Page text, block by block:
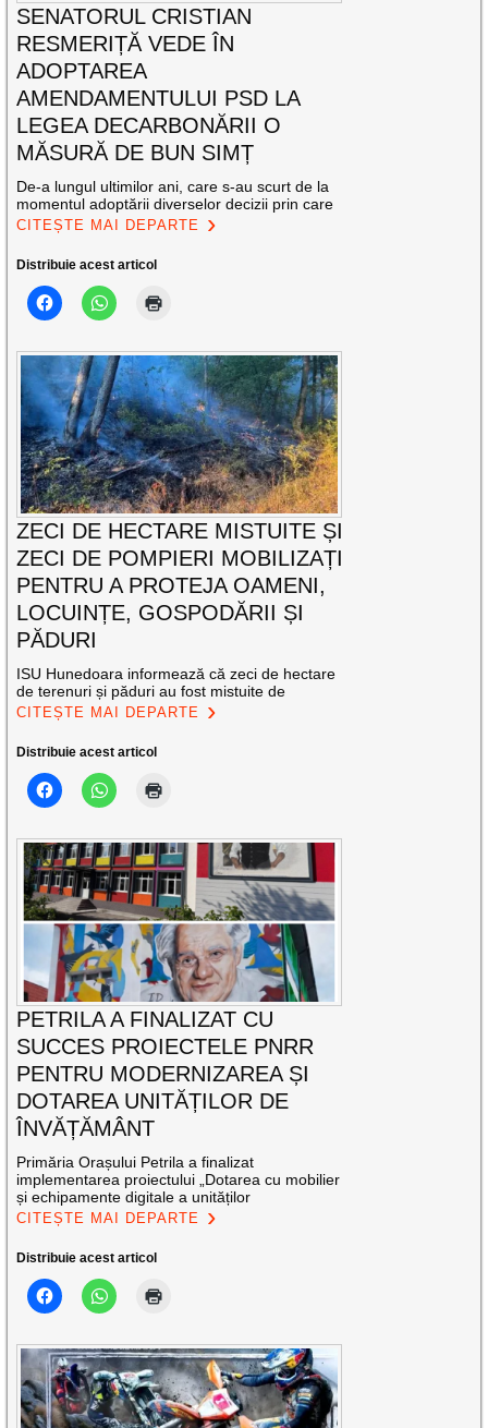
SENATORUL CRISTIAN
RESMERIȚĂ VEDE ÎN
ADOPTAREA
AMENDAMENTULUI PSD LA
LEGEA DECARBONĂRII O
MĂSURĂ DE BUN SIMȚ
De-a lungul ultimilor ani, care s-au scurt de la
momentul adoptării diverselor decizii prin care
CITEȘTE MAI DEPARTE
Distribuie acest articol
ZECI DE HECTARE MISTUITE ȘI
ZECI DE POMPIERI MOBILIZAȚI
PENTRU A PROTEJA OAMENI,
LOCUINȚE, GOSPODĂRII ȘI
PĂDURI
ISU Hunedoara informează că zeci de hectare
de terenuri și păduri au fost mistuite de
CITEȘTE MAI DEPARTE
Distribuie acest articol
PETRILA A FINALIZAT CU
SUCCES PROIECTELE PNRR
PENTRU MODERNIZAREA ȘI
DOTAREA UNITĂȚILOR DE
ÎNVĂȚĂMÂNT
Primăria Orașului Petrila a finalizat
implementarea proiectului „Dotarea cu mobilier
și echipamente digitale a unităților
CITEȘTE MAI DEPARTE
Distribuie acest articol